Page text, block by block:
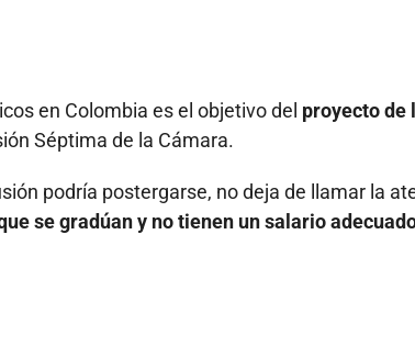
en Colombia es el objetivo del proyecto de
Séptima de la Cámara.
podría postergarse, no deja de llamar la
se gradúan y no tienen un salario